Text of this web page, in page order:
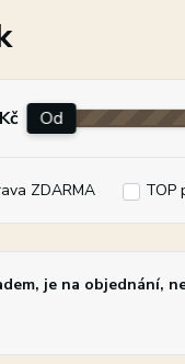
Kč Od
ZDARMA TOP
je na objednání,